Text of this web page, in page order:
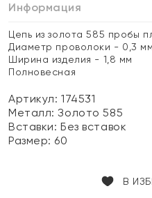
Информация
Цепь из золота 585 пробы
Диаметр проволоки - 0,3 мм
Ширина изделия - 1,8 мм
Полновесная
Артикул: 174531
Металл:Золото 585
Вставки:Без вставок
Размер: 60
В